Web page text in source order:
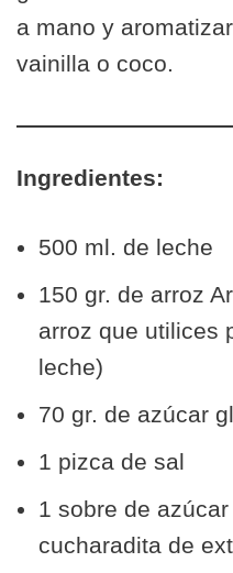
a mano y
vainilla o coco.
Ingredientes:
500 ml. de leche
150 gr. de arroz
arroz que utilices
leche)
70 gr. de azúcar
1 pizca de sal
1 sobre de
cucharadita de